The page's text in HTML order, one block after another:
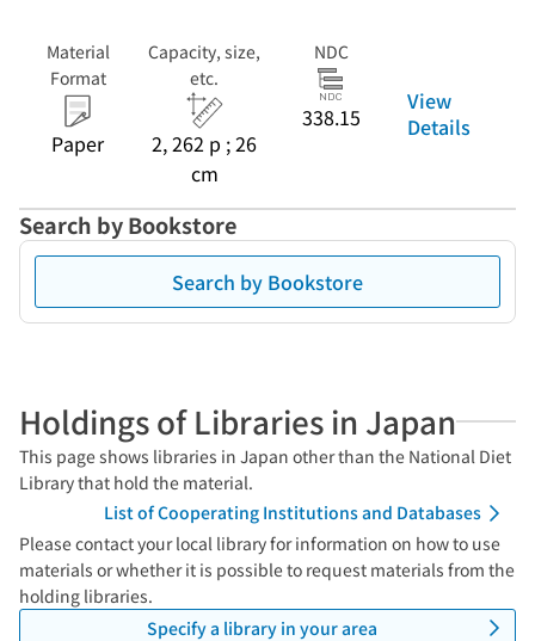
Material
Format
Paper
Capacity, size,
etc.
2, 262 p ; 26
cm
NDC
338.15
View
Details
Search by Bookstore
Search by Bookstore
Holdings of Libraries in Japan
This page shows libraries in Japan other than the National Diet
Library that hold the material.
List of Cooperating Institutions and Databases
Please contact your local library for information on how to use
materials or whether it is possible to request materials from the
holding libraries.
Specify a library in your area